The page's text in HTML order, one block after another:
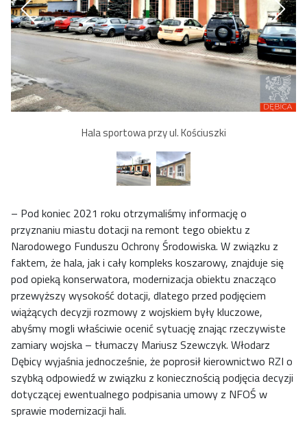
Hala sportowa przy ul. Kościuszki
– Pod koniec 2021 roku otrzymaliśmy informację o
przyznaniu miastu dotacji na remont tego obiektu z
Narodowego Funduszu Ochrony Środowiska. W związku z
faktem, że hala, jak i cały kompleks koszarowy, znajduje się
pod opieką konserwatora, modernizacja obiektu znacząco
przewyższy wysokość dotacji, dlatego przed podjęciem
wiążących decyzji rozmowy z wojskiem były kluczowe,
abyśmy mogli właściwie ocenić sytuację znając rzeczywiste
zamiary wojska – tłumaczy Mariusz Szewczyk. Włodarz
Dębicy wyjaśnia jednocześnie, że poprosił kierownictwo RZI o
szybką odpowiedź w związku z koniecznością podjęcia decyzji
dotyczącej ewentualnego podpisania umowy z NFOŚ w
sprawie modernizacji hali.